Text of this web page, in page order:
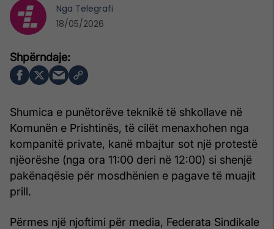
Shumica e punëtorëve teknikë të shkollave në
Komunën e Prishtinës, të cilët menaxhohen nga
kompanitë private, kanë mbajtur sot një protestë
njëorëshe (nga ora 11:00 deri në 12:00) si shenjë
pakënaqësie për mosdhënien e pagave të muajit
prill.
Përmes një njoftimi për media, Federata Sindikale
Nga Telegrafi
18/05/2026